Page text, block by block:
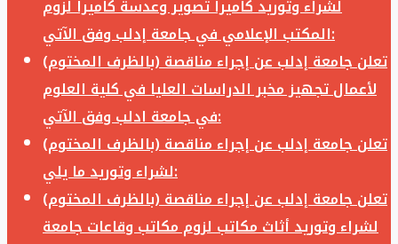
لشراء وتوريد كاميرا تصوير وعدسة كاميرا لزوم
المكتب الإعلامي في جامعة إدلب وفق الآتي:
تعلن جامعة إدلب عن إجراء مناقصة (بالظرف المختوم)
لأعمال تجهيز مخبر الدراسات العليا في كلية العلوم
في جامعة ادلب وفق الآتي:
تعلن جامعة إدلب عن إجراء مناقصة (بالظرف المختوم)
لشراء وتوريد ما يلي:
تعلن جامعة إدلب عن إجراء مناقصة (بالظرف المختوم)
لشراء وتوريد أثاث مكاتب لزوم مكاتب وقاعات جامعة